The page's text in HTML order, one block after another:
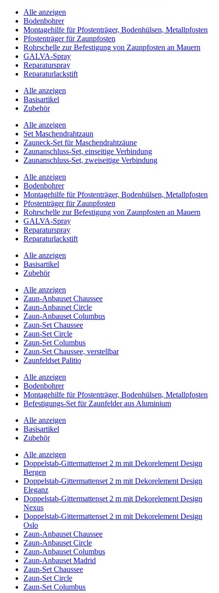
Alle anzeigen
Bodenbohrer
Montagehilfe für Pfostenträger, Bodenhülsen, Metallpfosten
Pfostenträger für Zaunpfosten
Rohrschelle zur Befestigung von Zaunpfosten an Mauern
GALVA-Spray
Reparaturspray
Reparaturlackstift
Alle anzeigen
Basisartikel
Zubehör
Alle anzeigen
Set Maschendrahtzaun
Zauneck-Set für Maschendrahtzäune
Zaunanschluss-Set, einseitige Verbindung
Zaunanschluss-Set, zweiseitige Verbindung
Alle anzeigen
Bodenbohrer
Montagehilfe für Pfostenträger, Bodenhülsen, Metallpfosten
Pfostenträger für Zaunpfosten
Rohrschelle zur Befestigung von Zaunpfosten an Mauern
GALVA-Spray
Reparaturspray
Reparaturlackstift
Alle anzeigen
Basisartikel
Zubehör
Alle anzeigen
Zaun-Anbauset Chaussee
Zaun-Anbauset Circle
Zaun-Anbauset Columbus
Zaun-Set Chaussee
Zaun-Set Circle
Zaun-Set Columbus
Zaun-Set Chaussee, verstellbar
Zaunfeldset Palitio
Alle anzeigen
Bodenbohrer
Montagehilfe für Pfostenträger, Bodenhülsen, Metallpfosten
Befestigungs-Set für Zaunfelder aus Aluminium
Alle anzeigen
Basisartikel
Zubehör
Alle anzeigen
Doppelstab-Gittermattenset 2 m mit Dekorelement Design
Bergen
Doppelstab-Gittermattenset 2 m mit Dekorelement Design
Eleganz
Doppelstab-Gittermattenset 2 m mit Dekorelement Design
Nexus
Doppelstab-Gittermattenset 2 m mit Dekorelement Design
Oslo
Zaun-Anbauset Chaussee
Zaun-Anbauset Circle
Zaun-Anbauset Columbus
Zaun-Anbauset Madrid
Zaun-Set Chaussee
Zaun-Set Circle
Zaun-Set Columbus